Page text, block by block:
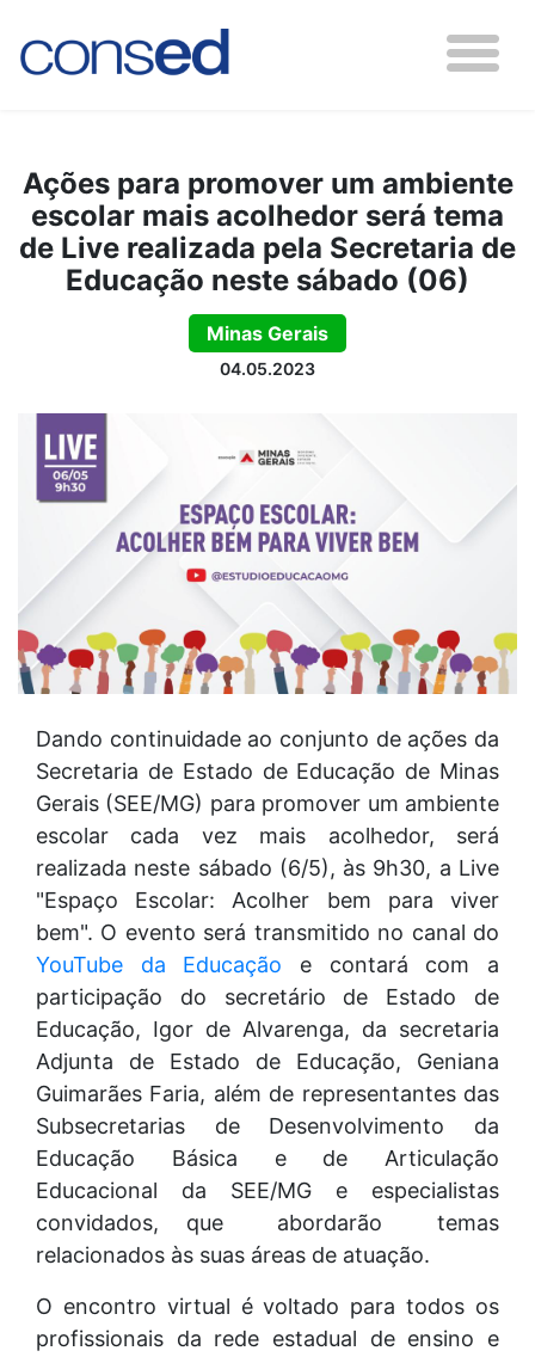
Ações para promover um ambiente
escolar mais acolhedor será tema
de Live realizada pela Secretaria de
Educação neste sábado (06)
Minas Gerais
04.05.2023
Dando continuidade ao conjunto de ações da
Secretaria de Estado de Educação de Minas
Gerais (SEE/MG) para promover um ambiente
escolar cada vez mais acolhedor, será
realizada neste sábado (6/5), às 9h30, a Live
"Espaço Escolar: Acolher bem para viver
bem". O evento será transmitido no canal do
YouTube da Educação e contará com a
participação do secretário de Estado de
Educação, Igor de Alvarenga, da secretaria
Adjunta de Estado de Educação, Geniana
Guimarães Faria, além de representantes das
Subsecretarias de Desenvolvimento da
Educação Básica e de Articulação
Educacional da SEE/MG e especialistas
convidados, que abordarão temas
relacionados às suas áreas de atuação.
O encontro virtual é voltado para todos os
profissionais da rede estadual de ensino e